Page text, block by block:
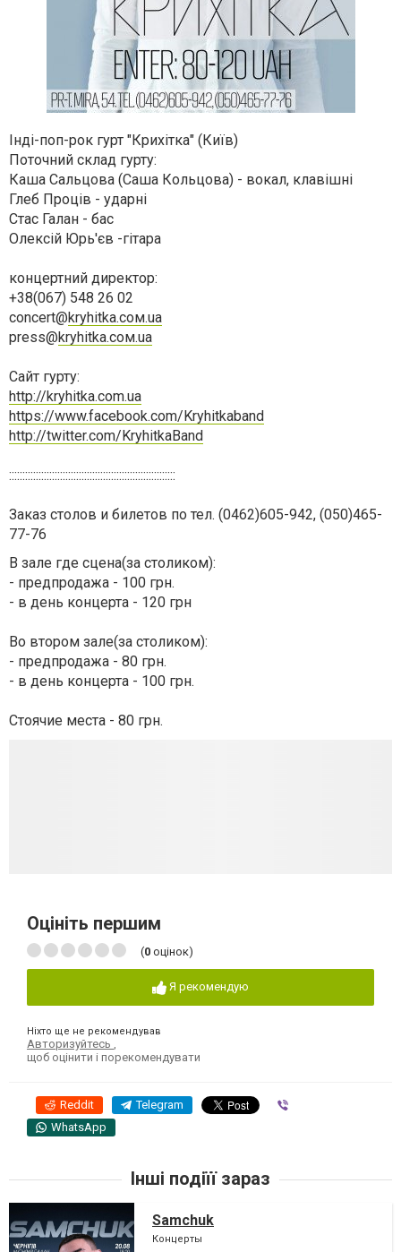
Інді-поп-рок гурт "Крихітка" (Київ)
Поточний склад гурту:
Каша Сальцова (Саша Кольцова) - вокал, клавішні
Глеб Проців - ударні
Стас Галан - бас
Олексій Юрь'єв -гітара
концертний директор:
+38(067) 548 26 02
concert@kryhitka.сом.ua
press@kryhitka.сом.ua
Сайт гурту:
http://kryhitka.com.ua
https://www.facebook.com/Kryhitkaband
http://twitter.com/KryhitkaBand
::::::::::::::::::::::::::::::::::::::::::::::::::::::::::::::
Заказ столов и билетов по тел. (0462)605-942, (050)465-
77-76
В зале где сцена(за столиком):
- предпродажа - 100 грн.
- в день концерта - 120 грн
Во втором зале(за столиком):
- предпродажа - 80 грн.
- в день концерта - 100 грн.
Стоячие места - 80 грн.
Оцініть першим
(0 оцінок)
Я рекомендую
Ніхто ще не рекомендував
Авторизуйтесь
щоб оцінити і порекомендувати
Reddit Telegram
WhatsApp
Інші подіїї зараз
Samchuk
Концерты